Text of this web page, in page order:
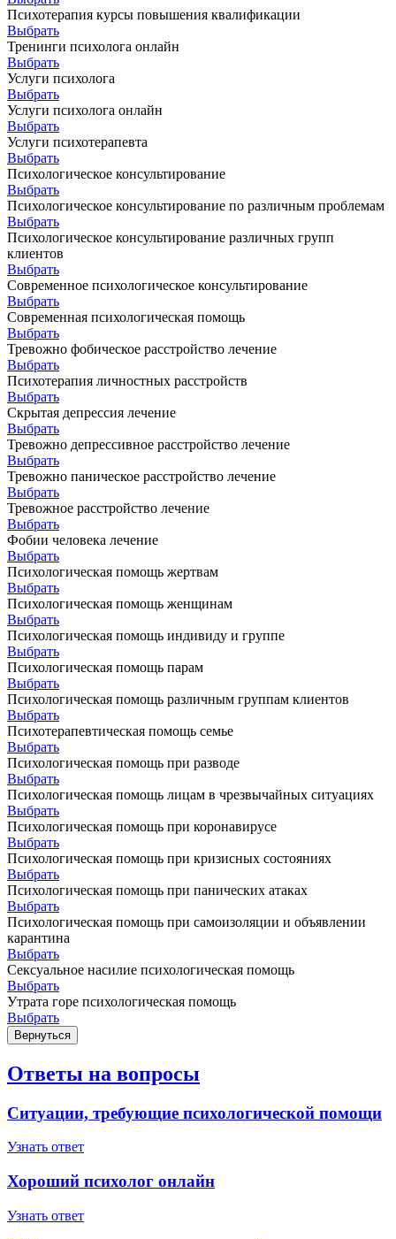
Психотерапия курсы повышения квалификации
Выбрать
Тренинги психолога онлайн
Выбрать
Услуги психолога
Выбрать
Услуги психолога онлайн
Выбрать
Услуги психотерапевта
Выбрать
Психологическое консультирование
Выбрать
Психологическое консультирование по различным проблемам
Выбрать
Психологическое консультирование различных групп
клиентов
Выбрать
Современное психологическое консультирование
Выбрать
Современная психологическая помощь
Выбрать
Тревожно фобическое расстройство лечение
Выбрать
Психотерапия личностных расстройств
Выбрать
Скрытая депрессия лечение
Выбрать
Тревожно депрессивное расстройство лечение
Выбрать
Тревожно паническое расстройство лечение
Выбрать
Тревожное расстройство лечение
Выбрать
Фобии человека лечение
Выбрать
Психологическая помощь жертвам
Выбрать
Психологическая помощь женщинам
Выбрать
Психологическая помощь индивиду и группе
Выбрать
Психологическая помощь парам
Выбрать
Психологическая помощь различным группам клиентов
Выбрать
Психотерапевтическая помощь семье
Выбрать
Психологическая помощь при разводе
Выбрать
Психологическая помощь лицам в чрезвычайных ситуациях
Выбрать
Психологическая помощь при коронавирусе
Выбрать
Психологическая помощь при кризисных состояниях
Выбрать
Психологическая помощь при панических атаках
Выбрать
Психологическая помощь при самоизоляции и объявлении
карантина
Выбрать
Сексуальное насилие психологическая помощь
Выбрать
Утрата горе психологическая помощь
Выбрать
Вернуться
Ответы на вопросы
Ситуации, требующие психологической помощи
Узнать ответ
Хороший психолог онлайн
Узнать ответ